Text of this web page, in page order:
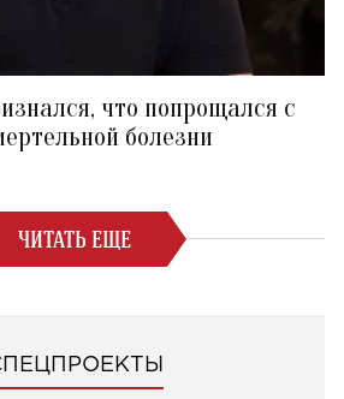
что попрощался с
болезни
ЧИТАТЬ ЕЩЕ